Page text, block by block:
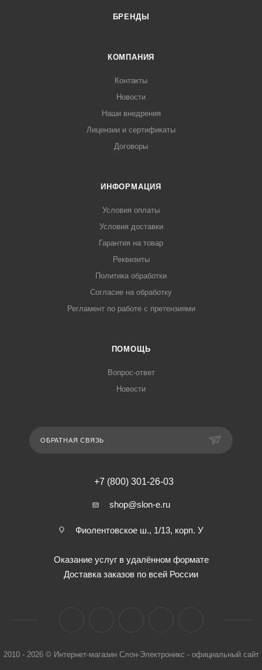
БРЕНДЫ
КОМПАНИЯ
Контакты
Новости
Наши внедрения
Лицензии и сертификаты
Договоры
ИНФОРМАЦИЯ
Условия оплаты
Условия доставки
Гарантия на товар
Реквизиты
Политика обработки
Согласие на обработку
Регламент по работе с претензиями
ПОМОЩЬ
Вопрос-ответ
Новости
ОБРАТНАЯ СВЯЗЬ
+7 (800) 301-26-03
shop@slon-e.ru
Фиолентовское ш., 1/13, корп. У
Оказание услуг в удалённом формате
Доставка заказов по всей России
2010 - 2026 © Интернет-магазин Слон-Электроникс - официальный сайт